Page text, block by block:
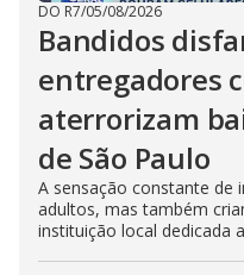
DO R7/05/08/2026
Bandidos
entregadores
aterrorizam
de São Paulo
A sensação constante de
adultos, mas também
instituição local dedicada